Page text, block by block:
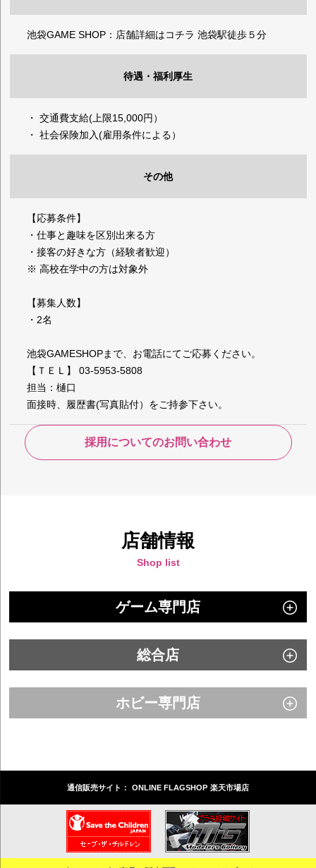
池袋GAME SHOP：店舗詳細はコチラ 池袋駅徒歩５分
待遇・福利厚生
・ 交通費支給(上限15,000円）
・ 社会保険加入(雇用条件による）
その他
【応募条件】
・仕事と趣味を区別出来る方
・接客の好きな方（経験者歓迎）
※ 高校在学中の方は対象外
【募集人数】
・2名
池袋GAMESHOPまで、お電話にてご応募ください。
【ＴＥＬ】 03-5953-5808
担当：樋口
面接時、履歴書(写真貼付）をご持参下さい。
採用についてのお問い合わせ
店舗情報
Shop list
ゲーム専門店
総合店
ホビー専門店
通信販売サイト： ONLINE FLAGSHOP 楽天市場店